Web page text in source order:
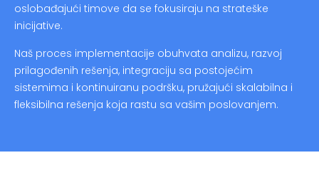
oslobađajući timove da se fokusiraju na strateške
inicijative.
Naš proces implementacije obuhvata analizu, razvoj
prilagođenih rešenja, integraciju sa postojećim
sistemima i kontinuiranu podršku, pružajući skalabilna i
fleksibilna rešenja koja rastu sa vašim poslovanjem.